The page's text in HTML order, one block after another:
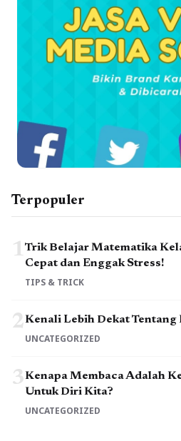
Terpopuler
1Trik Belajar Matematika
Cepat dan Enggak Stress!
TIPS & TRICK
2Kenali Lebih Dekat Tentang
UNCATEGORIZED
3Kenapa Membaca Adalah
Untuk Diri Kita?
UNCATEGORIZED